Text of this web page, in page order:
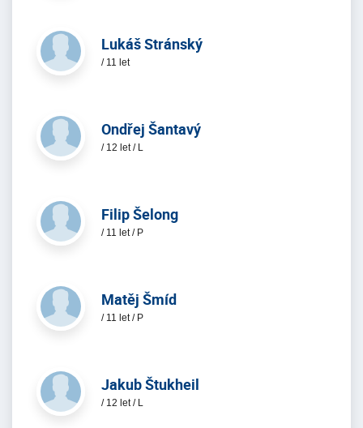
Lukáš Stránský
/ 11 let
Ondřej Šantavý
/ 12 let / L
Filip Šelong
/ 11 let / P
Matěj Šmíd
/ 11 let / P
Jakub Štukheil
/ 12 let / L